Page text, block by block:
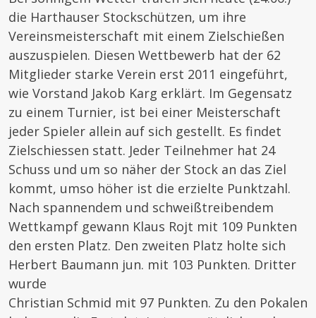
die Harthauser Stockschützen, um ihre
Vereinsmeisterschaft mit einem Zielschießen
auszuspielen. Diesen Wettbewerb hat der 62
Mitglieder starke Verein erst 2011 eingeführt,
wie Vorstand Jakob Karg erklärt. Im Gegensatz
zu einem Turnier, ist bei einer Meisterschaft
jeder Spieler allein auf sich gestellt. Es findet
Zielschiessen statt. Jeder Teilnehmer hat 24
Schuss und um so näher der Stock an das Ziel
kommt, umso höher ist die erzielte Punktzahl.
Nach spannendem und schweißtreibendem
Wettkampf gewann Klaus Rojt mit 109 Punkten
den ersten Platz. Den zweiten Platz holte sich
Herbert Baumann jun. mit 103 Punkten. Dritter
wurde
Christian Schmid mit 97 Punkten. Zu den Pokalen